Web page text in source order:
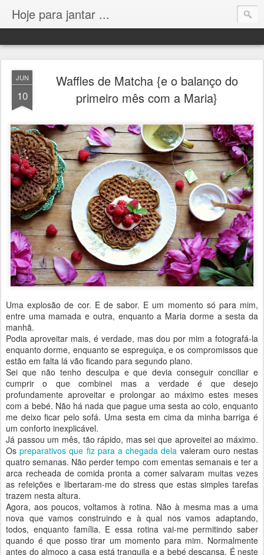
Hoje para jantar ...
JUN
10
Waffles de Matcha {e o balanço do
primeiro mês com a Maria}
Uma explosão de cor. E de sabor. E um momento só para mim,
entre uma mamada e outra, enquanto a Maria dorme a sesta da
manhã.
Podia aproveitar mais, é verdade, mas dou por mim a fotografá-la
enquanto dorme, enquanto se espreguiça, e os compromissos que
estão em falta lá vão ficando para segundo plano.
Sei que não tenho desculpa e que devia conseguir conciliar e
cumprir o que combinei mas a verdade é que desejo
profundamente aproveitar e prolongar ao máximo estes meses
com a bebé. Não há nada que pague uma sesta ao colo, enquanto
me deixo ficar pelo sofá. Uma sesta em cima da minha barriga é
um conforto inexplicável.
Já passou um mês, tão rápido, mas sei que aproveitei ao máximo.
Os preparativos que fiz para a chegada dela valeram ouro nestas
quatro semanas. Não perder tempo com ementas semanais e ter a
arca recheada de comida pronta a comer salvaram muitas vezes
as refeições e libertaram-me do stress que estas simples tarefas
trazem nesta altura.
Agora, aos poucos, voltamos à rotina. Não à mesma mas a uma
nova que vamos construindo e à qual nos vamos adaptando,
todos, enquanto família. E essa rotina vai-me permitindo saber
quando é que posso tirar um momento para mim. Normalmente
antes do almoço a casa está tranquila e a bebé descansa. É neste